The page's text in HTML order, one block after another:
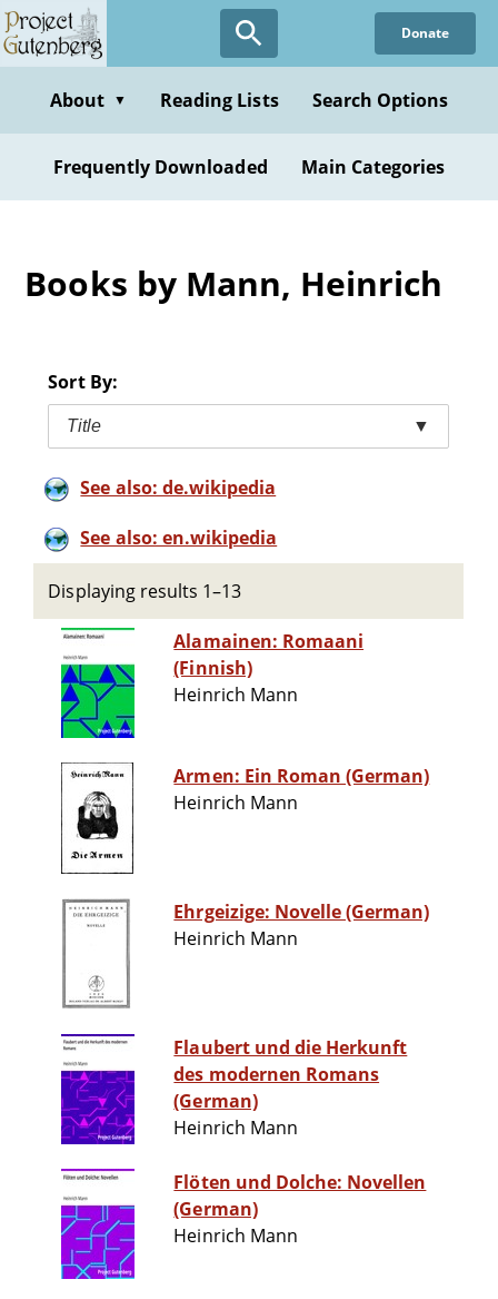
Skip
to
content
Donate
About ▼ Reading Lists Search Options
Frequently Downloaded Main Categories
Books by Mann, Heinrich
Sort By:
Title ▼
See also: de.wikipedia
See also: en.wikipedia
Displaying results 1–13
Alamainen: Romaani
(Finnish)
Heinrich Mann
Armen: Ein Roman (German)
Heinrich Mann
Ehrgeizige: Novelle (German)
Heinrich Mann
Flaubert und die Herkunft
des modernen Romans
(German)
Heinrich Mann
Flöten und Dolche: Novellen
(German)
Heinrich Mann